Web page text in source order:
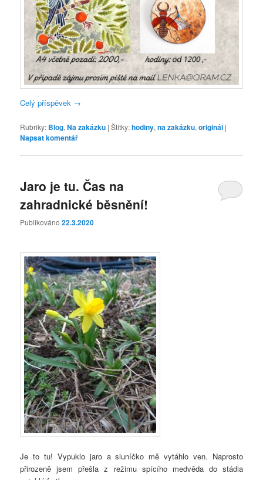
Celý příspěvek →
Rubriky: Blog,Na zakázku |Štítky:hodiny,na zakázku,originál |
Napsat komentář
Jaro je tu. Čas na
zahradnické běsnění!
Publikováno22.3.2020
Je to tu! Vypuklo jaro a sluníčko mě vytáhlo ven. Naprosto
přirozeně jsem přešla z režimu spícího medvěda do stádia